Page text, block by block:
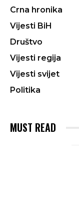
Crna hronika
Vijesti BiH
Društvo
Vijesti regija
Vijesti svijet
Politika
MUST READ